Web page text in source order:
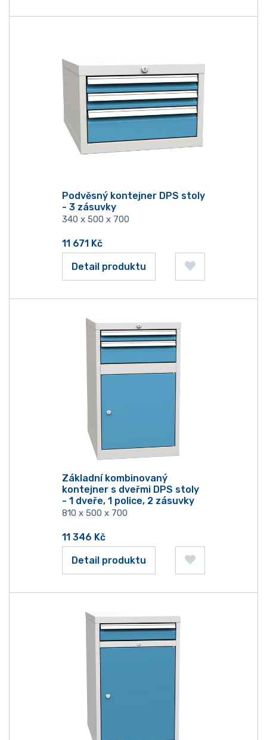
Podvěsný kontejner DPS stoly
- 3 zásuvky
340 x 500 x 700
11 671 Kč
Detail produktu
Základní kombinovaný
kontejner s dveřmi DPS stoly
- 1 dveře, 1 police, 2 zásuvky
810 x 500 x 700
11 346 Kč
Detail produktu